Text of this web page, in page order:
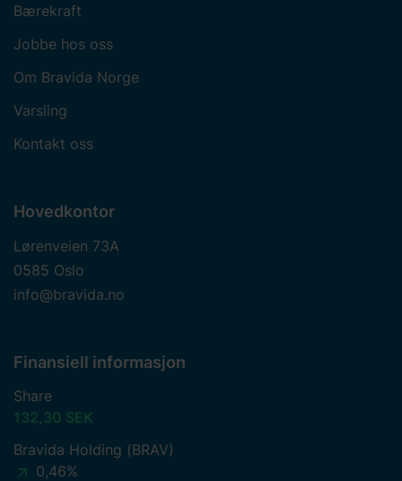
Bærekraft
Jobbe hos oss
Om Bravida Norge
Varsling
Kontakt oss
Hovedkontor
Lørenveien 73A
0585 Oslo
info@bravida.no
Finansiell informasjon
Share
132,30 SEK
Bravida Holding (BRAV)
0,46%